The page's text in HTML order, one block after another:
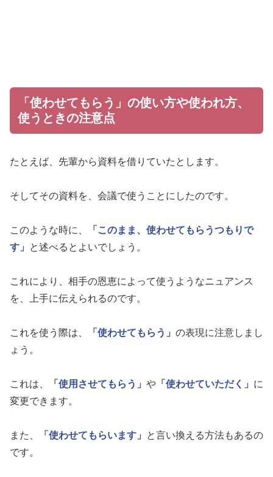
「使わせてもらう」の使い方や使われ方、
使うときの注意点
たとえば、先輩から資料を借りていたとします。
そしてその資料を、会議で使うことにしたのです。
このような時に、
「このまま、使わせてもらうつもりで
す」
と述べるとよいでしょう。
これにより、相手の恩恵によって使うようなニュアンス
を、上手に伝えられるのです。
これを使う際は、 「使わせてもらう」 の表現に注意しまし
ょう。
これは、 「使用させてもらう」 や 「使わせていただく」 に
変更できます。
また、 「使わせてもらいます」
と言い換える方法もあるの
です。